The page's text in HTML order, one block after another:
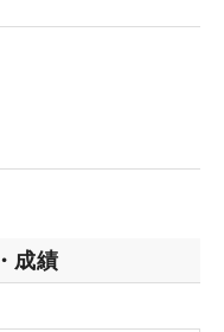
タル20アンダー付
の戦いとなるが、
成績